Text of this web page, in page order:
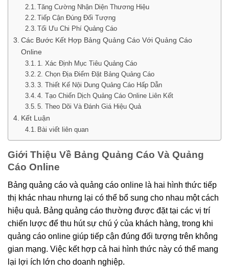
Tăng Cường Nhận Diện Thương Hiệu
Tiếp Cận Đúng Đối Tượng
Tối Ưu Chi Phí Quảng Cáo
Các Bước Kết Hợp Bảng Quảng Cáo Với Quảng Cáo
Online
1. Xác Định Mục Tiêu Quảng Cáo
2. Chọn Địa Điểm Đặt Bảng Quảng Cáo
3. Thiết Kế Nội Dung Quảng Cáo Hấp Dẫn
4. Tạo Chiến Dịch Quảng Cáo Online Liên Kết
5. Theo Dõi Và Đánh Giá Hiệu Quả
Kết Luận
Bài viết liên quan
Giới Thiệu Về Bảng Quảng Cáo Và Quảng
Cáo Online
Bảng quảng cáo và quảng cáo online là hai hình thức tiếp
thị khác nhau nhưng lại có thể bổ sung cho nhau một cách
hiệu quả. Bảng quảng cáo thường được đặt tại các vị trí
chiến lược để thu hút sự chú ý của khách hàng, trong khi
quảng cáo online giúp tiếp cận đúng đối tượng trên không
gian mạng. Việc kết hợp cả hai hình thức này có thể mang
lại lợi ích lớn cho doanh nghiệp.